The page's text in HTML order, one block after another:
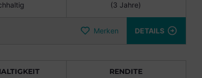
(3 Jahre)
Merken DETAILS
RENDITE